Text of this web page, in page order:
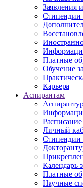
Заявления
Стипендии
Платные
Обучение
Карьера
Аспирантам
Расписание
Личный
Стипендии
Календарь
Платные
Научные